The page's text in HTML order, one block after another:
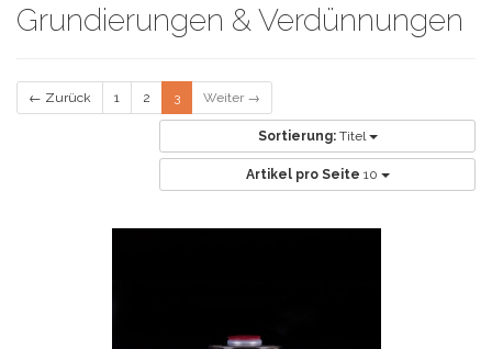
Grundierungen & Verdünnungen
← Zurück 1 2 3 Weiter →
Sortierung: Titel
Artikel pro Seite 10